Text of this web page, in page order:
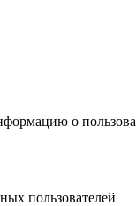
о
пользователей